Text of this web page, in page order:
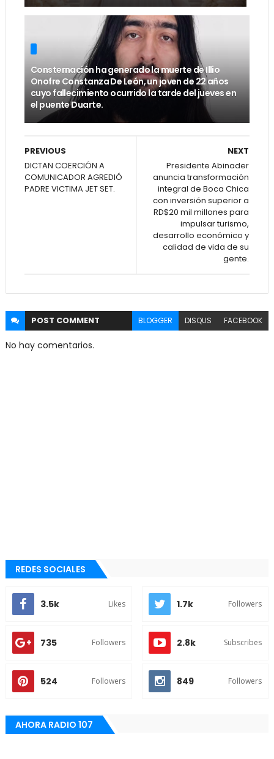
Consternación ha generado la muerte de Illio
Onofre Constanza De León, un joven de 22 años
cuyo fallecimiento ocurrido la tarde del jueves en
el puente Duarte.
NEXT
Presidente Abinader
anuncia transformación
integral de Boca Chica
con inversión superior a
RD$20 mil millones para
impulsar turismo,
desarrollo económico y
calidad de vida de su
gente.
PREVIOUS
DICTAN COERCIÓN A
COMUNICADOR AGREDIÓ
PADRE VICTIMA JET SET.
POST COMMENT BLOGGER DISQUS FACEBOOK
No hay comentarios.
REDES SOCIALES
3.5k Likes 1.7k Followers
735 Followers 2.8k Subscribes
524 Followers 849 Followers
AHORA RADIO 107